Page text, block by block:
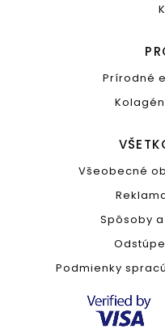
Prírodné
Všeobecné
Spôsoby
Podmienky